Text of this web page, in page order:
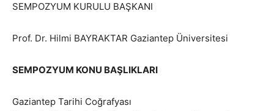
SEMPOZYUM KURULU BAŞKANI
Prof. Dr. Hilmi BAYRAKTAR Gaziantep Üniversitesi
SEMPOZYUM KONU BAŞLIKLARI
Gaziantep Tarihi Coğrafyası